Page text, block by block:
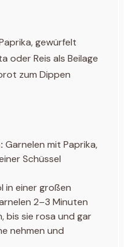
gewürfelt
oder Reis als Beilage
zum Dippen
Garnelen mit Paprika,
Schüssel
in einer großen
2–3 Minuten
bis sie rosa und gar
nehmen und